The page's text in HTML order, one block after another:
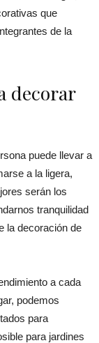
que
de la
decorar
puede llevar a
a la ligera,
serán los
tranquilidad
la decoración de
a cada
podemos
para
para jardines